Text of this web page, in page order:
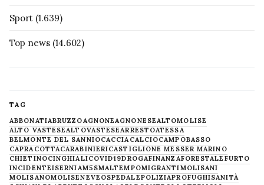
Sport (1.639)
Top news (14.602)
TAG
ABBONATIABRUZZOAGNONEAGNONESEALTOMOLISE
ALTO VASTESEALTOVASTESEARRESTOATESSA
BELMONTE DEL SANNIOCACCIACALCIOCAMPOBASSO
CAPRACOTTACARABINIERICASTIGLIONE MESSER MARINO
CHIETINOCINGHIALICOVID19DROGAFINANZAFORESTALE FURTO
INCIDENTEISERNIAM5SMALTEMPOMIGRANTIMOLISANI
MOLISANOMOLISENEVE OSPEDALEPOLIZIAPROFUGHISANITÀ